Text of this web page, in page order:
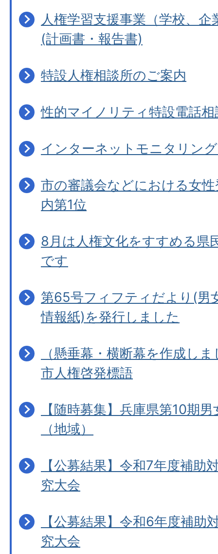
人権学習支援事業（学校、
(計画書・報告書)
特設人権相談所のご案内
性的マイノリティ特設電話
インターネットモニタリン
市の審議会などにおける女
内第1位
8月は人権文化をすすめる県
です
第65号フィフティだより(男
情報紙)を発行しました
（懸垂幕・横断幕を作成し
市人権啓発標語
【随時募集】兵庫県第10期
（地域）
【公募結果】令和7年度補助
究大会
【公募結果】令和6年度補助
究大会